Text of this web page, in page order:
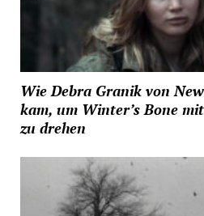
Wie Debra Granik von
kam, um Winter’s Bone
zu drehen